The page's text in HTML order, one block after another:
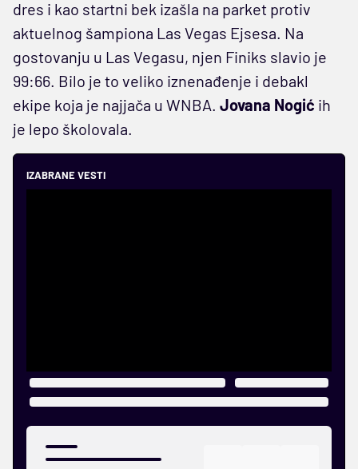
dres i kao startni bek izašla na parket protiv
aktuelnog šampiona Las Vegas Ejsesa. Na
gostovanju u Las Vegasu, njen Finiks slavio je
99:66. Bilo je to veliko iznenađenje i debakl
ekipe koja je najjača u WNBA. Jovana Nogić ih
je lepo školovala.
IZABRANE VESTI